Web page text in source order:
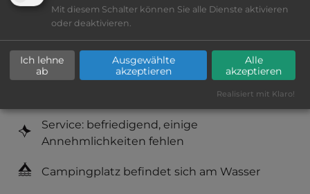
Platzeinrichtung: gut
Geräuschkulisse: sehr ruhig
Service: befriedigend, einige
Annehmlichkeiten fehlen
Campingplatz befindet sich am Wasser
Mit diesem Schalter können Sie alle Dienste aktivieren
oder deaktivieren.
Ich lehne
ab
Ausgewählte
akzeptieren
Alle
akzeptieren
Realisiert mit Klaro!